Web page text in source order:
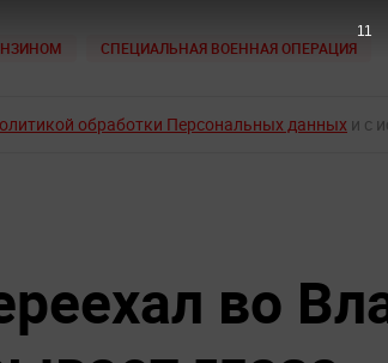
СПЕЦИАЛЬНАЯ ВОЕННАЯ ОПЕРАЦИЯ
обработки Персональных данных и с
во
10